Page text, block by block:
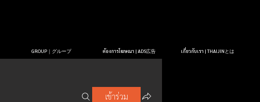
GROUP｜グループ ต้องการโฆษณา | ADS広告 เกี่ยวกับเรา | THAIJINとは
เข้าร่วม